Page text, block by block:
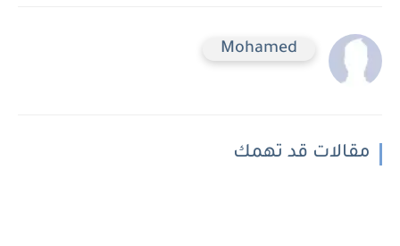
Mohamed
مقالات قد تهمك